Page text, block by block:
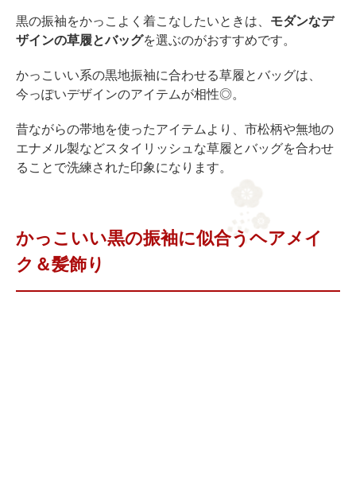
黒の振袖をかっこよく着こなしたいときは、 モダンなデ
ザインの草履とバッグを選ぶのがおすすめです。
かっこいい系の黒地振袖に合わせる草履とバッグは、
今っぽいデザインのアイテムが相性◎。
昔ながらの帯地を使ったアイテムより、市松柄や無地の
エナメル製などスタイリッシュな草履とバッグを合わせ
ることで洗練された印象になります。
かっこいい黒の振袖に似合うヘアメイ
ク＆髪飾り